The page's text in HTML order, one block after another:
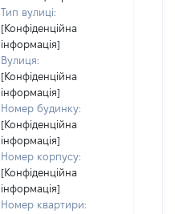
Тип вулиці:
[Конфіденційна
інформація]
Вулиця:
[Конфіденційна
інформація]
Номер будинку:
[Конфіденційна
інформація]
Номер корпусу:
[Конфіденційна
інформація]
Номер квартири: